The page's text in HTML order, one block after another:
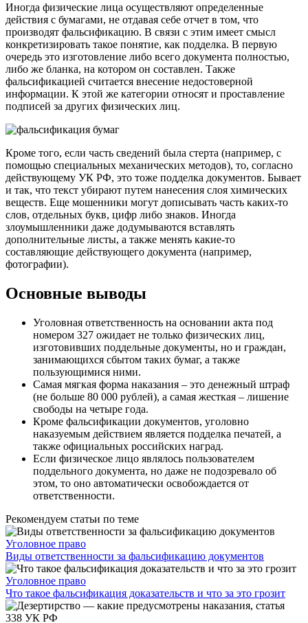
Иногда физические лица осуществляют определенные
действия с бумагами, не отдавая себе отчет в том, что
производят фальсификацию. В связи с этим имеет смысл
конкретизировать такое понятие, как подделка. В первую
очередь это изготовление либо всего документа полностью,
либо же бланка, на котором он составлен. Также
фальсификацией считается внесение недостоверной
информации. К этой же категории относят и проставление
подписей за других физических лиц.
Кроме того, если часть сведений была стерта (например, с
помощью специальных механических методов), то, согласно
действующему УК РФ, это тоже подделка документов. Бывает
и так, что текст убирают путем нанесения слоя химических
веществ. Еще мошенники могут дописывать часть каких-то
слов, отдельных букв, цифр либо знаков. Иногда
злоумышленники даже додумываются вставлять
дополнительные листы, а также менять какие-то
составляющие действующего документа (например,
фотографии).
Основные выводы
Уголовная ответственность на основании акта под
номером 327 ожидает не только физических лиц,
изготовивших поддельные документы, но и граждан,
занимающихся сбытом таких бумаг, а также
пользующимися ними.
Самая мягкая форма наказания – это денежный штраф
(не больше 80 000 рублей), а самая жесткая – лишение
свободы на четыре года.
Кроме фальсификации документов, уголовно
наказуемым действием является подделка печатей, а
также официальных российских наград.
Если физическое лицо являлось пользователем
поддельного документа, но даже не подозревало об
этом, то оно автоматически освобождается от
ответственности.
Рекомендуем статьи по теме
Уголовное право
Виды ответственности за фальсификацию документов
Уголовное право
Что такое фальсификация доказательств и что за это грозит